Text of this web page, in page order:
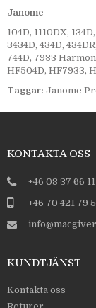
Janome
104D, 1110DX,
3434D, 434D,
744D, 7933
HF504D, HF7933,
Taggar: Janome
KONTAKTA OSS
+46 08 37 66 11
+46 70 421 79
KUNDTJÄNST
Kontakta oss